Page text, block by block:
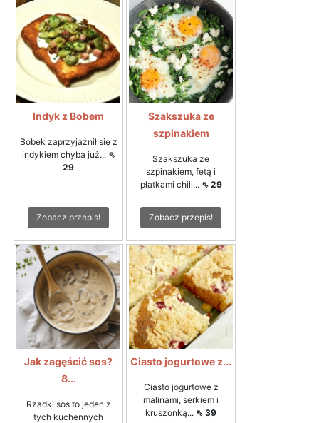
Indyk z Bobem
Bobek zaprzyjaźnił się z
indykiem chyba już... ⇖
29
Zobacz przepis!
Szakszuka ze
szpinakiem
Szakszuka ze
szpinakiem, fetą i
płatkami chili... ⇖ 29
Zobacz przepis!
Jak zagęścić sos?
8...
Rzadki sos to jeden z
tych kuchennych
Ciasto jogurtowe z...
Ciasto jogurtowe z
malinami, serkiem i
kruszonką... ⇖ 39